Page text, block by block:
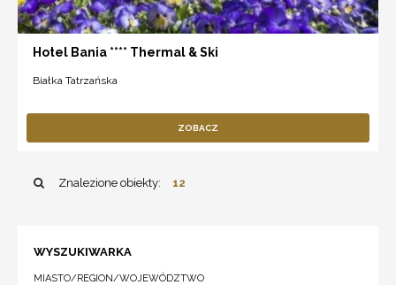
Hotel Bania **** Thermal & Ski
Białka Tatrzańska
ZOBACZ
Znalezione obiekty: 12
WYSZUKIWARKA
MIASTO/REGION/WOJEWÓDZTWO